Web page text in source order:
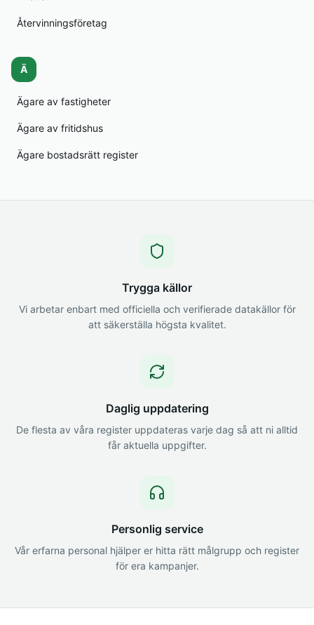
Återvinningsföretag
Ä
Ägare av fastigheter
Ägare av fritidshus
Ägare bostadsrätt register
Trygga källor
Vi arbetar enbart med officiella och verifierade datakällor för
att säkerställa högsta kvalitet.
Daglig uppdatering
De flesta av våra register uppdateras varje dag så att ni alltid
får aktuella uppgifter.
Personlig service
Vår erfarna personal hjälper er hitta rätt målgrupp och register
för era kampanjer.